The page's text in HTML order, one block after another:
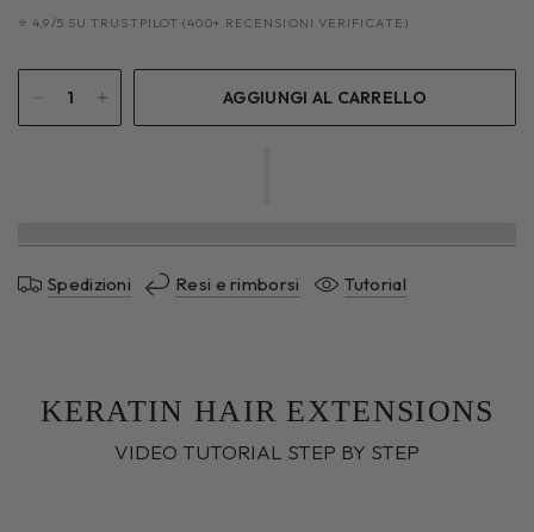
⭐ 4,9/5 SU TRUSTPILOT (400+ RECENSIONI VERIFICATE)
AGGIUNGI AL CARRELLO
Spedizioni Resi e rimborsi Tutorial
KERATIN HAIR EXTENSIONS
VIDEO TUTORIAL STEP BY STEP